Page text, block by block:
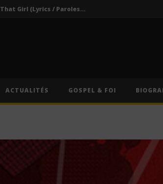
Darkoo ft. Asake – That Girl (Lyrics / Paroles & Traduction Française)
Darkoo ft. Asake – That Girl (Lyrics / Paroles & Traduction Française)
ACTUALITÉS GOSPEL & FOI